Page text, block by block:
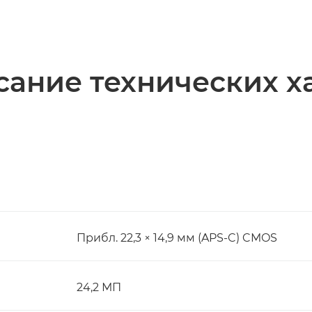
технических
Прибл. 22,3 × 14,9 мм (APS-C) CMOS
24,2 МП